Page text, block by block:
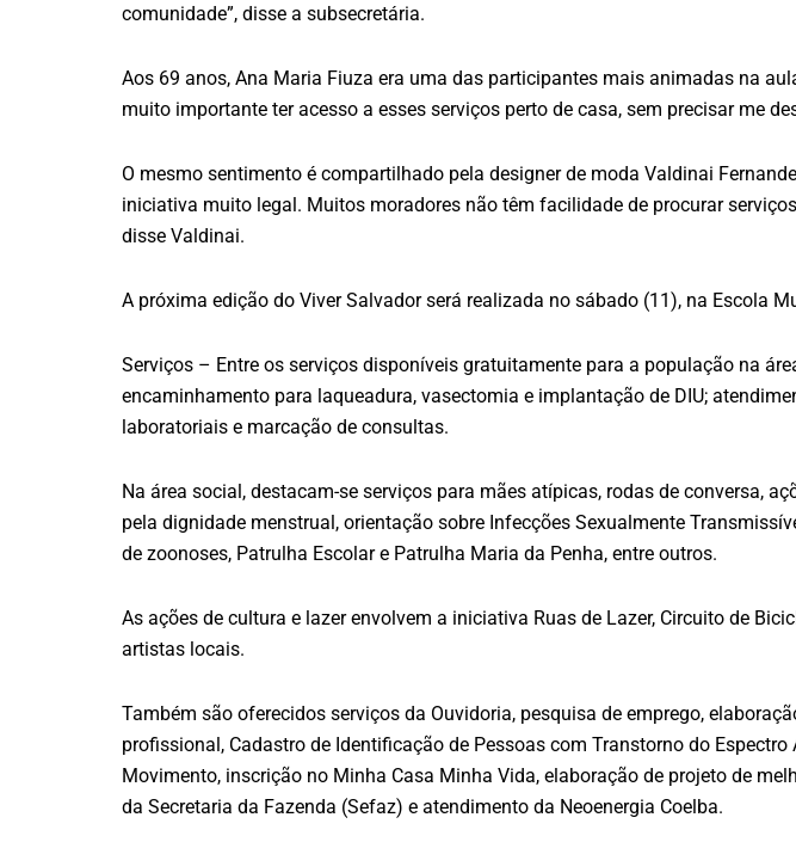
comunidade”, disse a subsecretária.
Aos 69 anos, Ana Maria Fiuza era uma das participantes mais animadas na
muito importante ter acesso a esses serviços perto de casa, sem precisar me
O mesmo sentimento é compartilhado pela designer de moda Valdinai
iniciativa muito legal. Muitos moradores não têm facilidade de procurar
disse Valdinai.
A próxima edição do Viver Salvador será realizada no sábado (11), na Escola
Serviços – Entre os serviços disponíveis gratuitamente para a população na
encaminhamento para laqueadura, vasectomia e implantação de DIU;
laboratoriais e marcação de consultas.
Na área social, destacam-se serviços para mães atípicas, rodas de conversa,
pela dignidade menstrual, orientação sobre Infecções Sexualmente
de zoonoses, Patrulha Escolar e Patrulha Maria da Penha, entre outros.
As ações de cultura e lazer envolvem a iniciativa Ruas de Lazer, Circuito de
artistas locais.
Também são oferecidos serviços da Ouvidoria, pesquisa de emprego,
profissional, Cadastro de Identificação de Pessoas com Transtorno do
Movimento, inscrição no Minha Casa Minha Vida, elaboração de projeto de
da Secretaria da Fazenda (Sefaz) e atendimento da Neoenergia Coelba.